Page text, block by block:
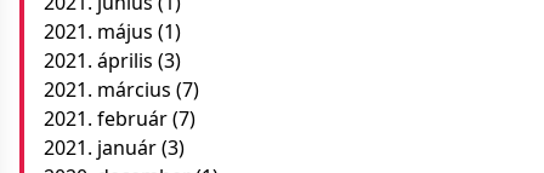
2021. május (1)
2021. április (3)
2021. március (7)
2021. február(7)
2021. január(3)